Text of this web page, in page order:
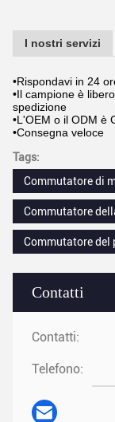
Contatti
Contatti:
Telefono:
I nostri servizi
•Rispondavi in 24
•Il campione è
spedizione
•L'OEM o il ODM è
•Consegna veloce
Tags:
Commutatore di
Commutatore
Commutatore del